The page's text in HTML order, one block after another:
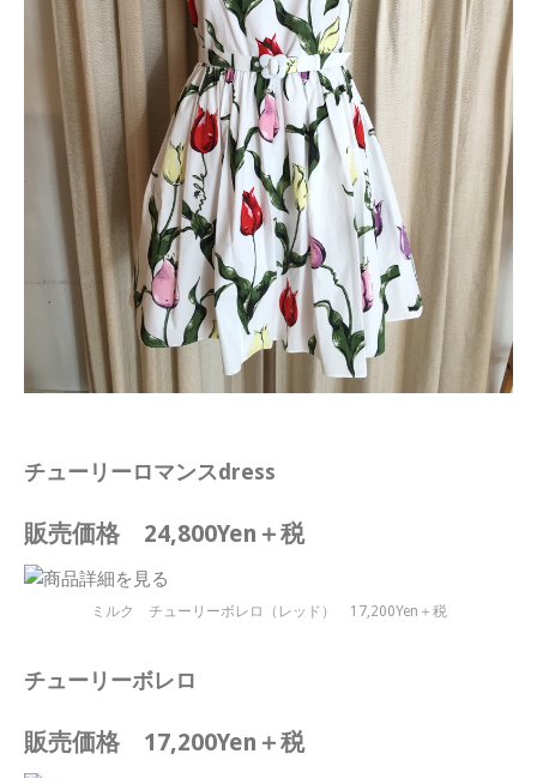
チューリーロマンスdress
販売価格 24,800Yen＋税
ミルク チューリーボレロ（レッド） 17,200Yen＋税
チューリーボレロ
販売価格 17,200Yen＋税